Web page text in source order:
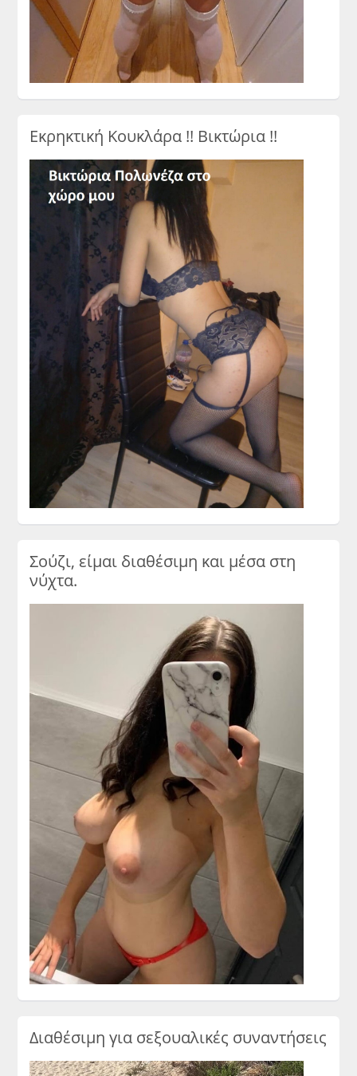
Εκρηκτική Κουκλάρα !! Βικτώρια !!
Σούζι, είμαι διαθέσιμη και μέσα στη
νύχτα.
Διαθέσιμη για σεξουαλικές συναντήσεις